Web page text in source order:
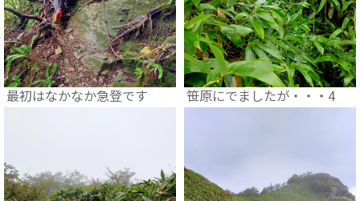
最初はなかなか急登です 笹原にでましたが・・・4